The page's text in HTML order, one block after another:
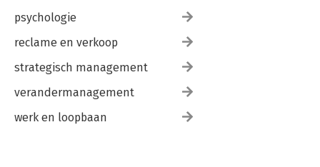
psychologie
reclame en verkoop
strategisch management
verandermanagement
werk en loopbaan